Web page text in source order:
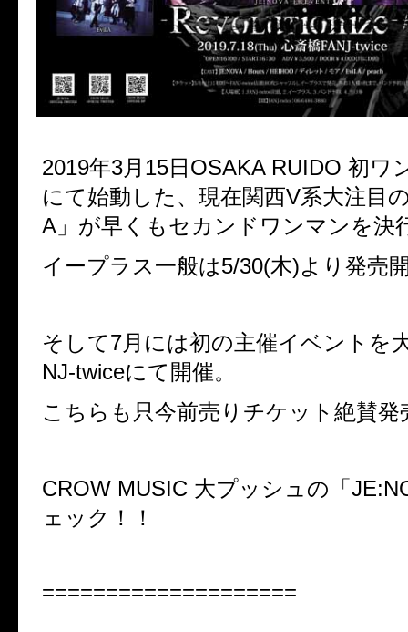
2019年3月15日OSAKA RUIDO 初ワ
にて始動した、現在関西V系大注目
A」が早くもセカンドワンマンを決
イープラス一般は5/30(木)より発売
そして7月には初の主催イベントを
NJ-twiceにて開催。
こちらも只今前売りチケット絶賛発
CROW MUSIC 大プッシュの「
ェック！！
====================